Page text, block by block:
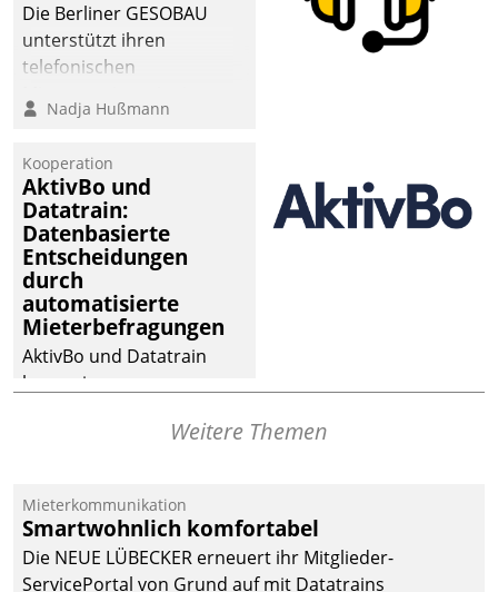
Die Berliner GESOBAU
unterstützt ihren
telefonischen
digitalen Cockpit, das
passende Fragen und
Schlagworte auswirft.
Eine intuitive
Dialogführung ermöglicht
dem externen
Serviceteam, Anrufe von
Mietenden zügiger und
effizienter zu bearbeiten.
Nadja Hußmann
Kooperation
AktivBo und
Datatrain:
Datenbasierte
Entscheidungen
durch
automatisierte
Mieterbefragungen
AktivBo und Datatrain
kooperieren –
profitieren: Die nahtlose
Datatrain ermöglicht
automatisiert ausgelöste,
zielgerichtete
Weitere Themen
Mieterkommunikation
Smartwohnlich komfortabel
Die NEUE LÜBECKER erneuert ihr Mitglieder-
ServicePortal von Grund auf mit Datatrains